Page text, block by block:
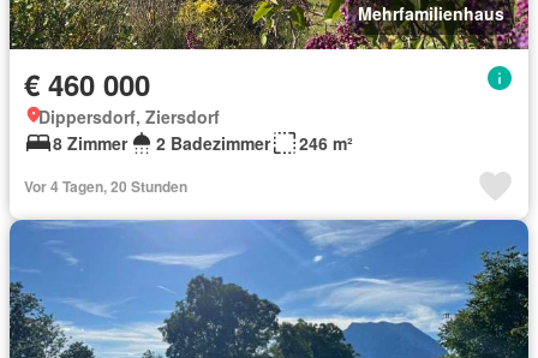
Mehrfamilienhaus
€ 460 000
Dippersdorf, Ziersdorf
8 Zimmer
2 Badezimmer 246 m²
Vor 4 Tagen, 20 Stunden